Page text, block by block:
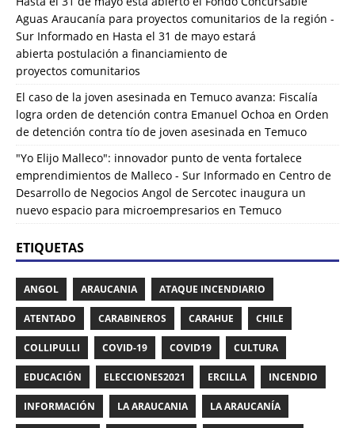
Aguas Araucanía para proyectos comunitarios de la región -
Sur Informado en Hasta el 31 de mayo estará
abierta postulación a financiamiento de
proyectos comunitarios
El caso de la joven asesinada en Temuco avanza: Fiscalía
logra orden de detención contra Emanuel Ochoa en Orden
de detención contra tío de joven asesinada en Temuco
"Yo Elijo Malleco": innovador punto de venta fortalece
emprendimientos de Malleco - Sur Informado en Centro de
Desarrollo de Negocios Angol de Sercotec inaugura un
nuevo espacio para microempresarios en Temuco
ETIQUETAS
ANGOL ARAUCANIA ATAQUE INCENDIARIO
ATENTADO CARABINEROS CARAHUE CHILE
COLLIPULLI COVID-19 COVID19 CULTURA
EDUCACIÓN ELECCIONES2021 ERCILLA INCENDIO
INFORMACIÓN LA ARAUCANIA LA ARAUCANÍA